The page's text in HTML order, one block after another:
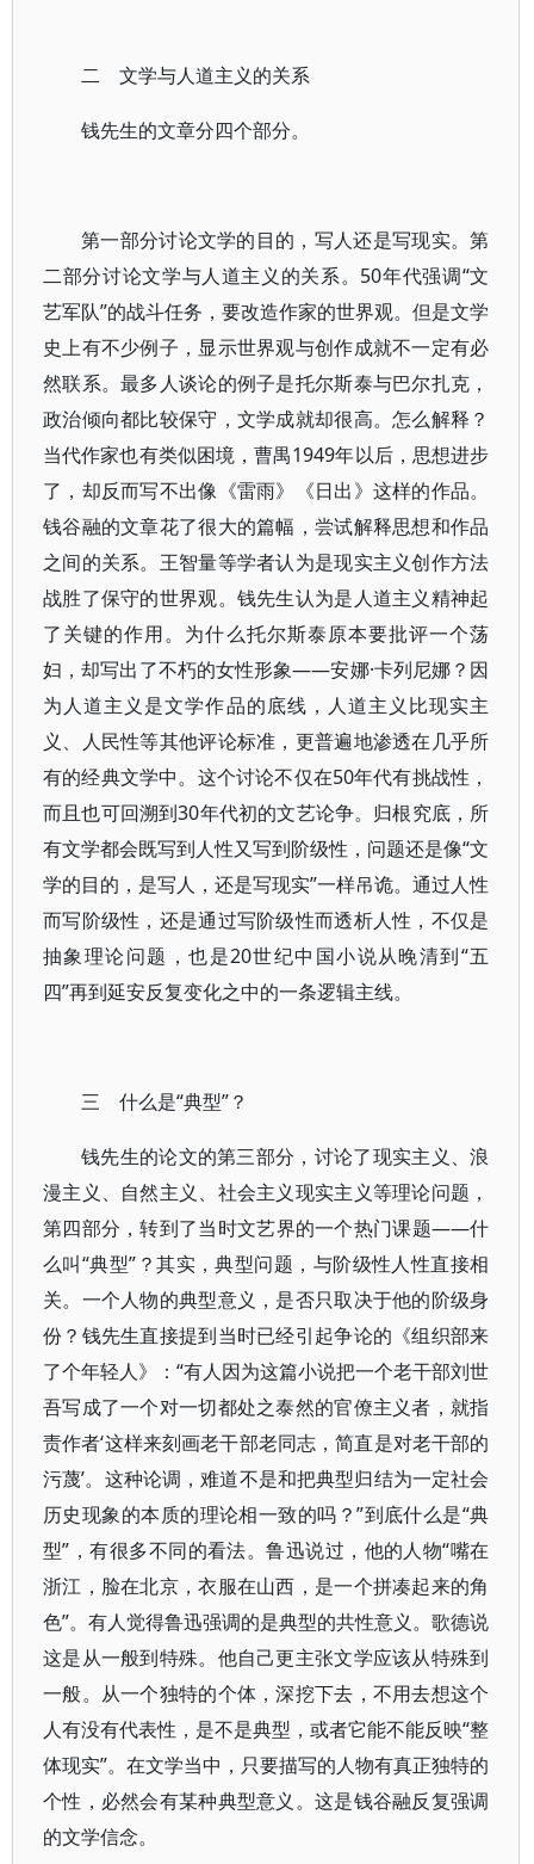
二 文学与人道主义的关系
钱先生的文章分四个部分。
第一部分讨论文学的目的，写人还是写现实。第
二部分讨论文学与人道主义的关系。50年代强调“文
艺军队”的战斗任务，要改造作家的世界观。但是文学
史上有不少例子，显示世界观与创作成就不一定有必
然联系。最多人谈论的例子是托尔斯泰与巴尔扎克，
政治倾向都比较保守，文学成就却很高。怎么解释？
当代作家也有类似困境，曹禺1949年以后，思想进步
了，却反而写不出像《雷雨》《日出》这样的作品。
钱谷融的文章花了很大的篇幅，尝试解释思想和作品
之间的关系。王智量等学者认为是现实主义创作方法
战胜了保守的世界观。钱先生认为是人道主义精神起
了关键的作用。为什么托尔斯泰原本要批评一个荡
妇，却写出了不朽的女性形象——安娜·卡列尼娜？因
为人道主义是文学作品的底线，人道主义比现实主
义、人民性等其他评论标准，更普遍地渗透在几乎所
有的经典文学中。这个讨论不仅在50年代有挑战性，
而且也可回溯到30年代初的文艺论争。归根究底，所
有文学都会既写到人性又写到阶级性，问题还是像“文
学的目的，是写人，还是写现实”一样吊诡。通过人性
而写阶级性，还是通过写阶级性而透析人性，不仅是
抽象理论问题，也是20世纪中国小说从晚清到“五
四”再到延安反复变化之中的一条逻辑主线。
三 什么是“典型”？
钱先生的论文的第三部分，讨论了现实主义、浪
漫主义、自然主义、社会主义现实主义等理论问题，
第四部分，转到了当时文艺界的一个热门课题——什
么叫“典型”？其实，典型问题，与阶级性人性直接相
关。一个人物的典型意义，是否只取决于他的阶级身
份？钱先生直接提到当时已经引起争论的《组织部来
了个年轻人》：“有人因为这篇小说把一个老干部刘世
吾写成了一个对一切都处之泰然的官僚主义者，就指
责作者‘这样来刻画老干部老同志，简直是对老干部的
污蔑’。这种论调，难道不是和把典型归结为一定社会
历史现象的本质的理论相一致的吗？”到底什么是“典
型”，有很多不同的看法。鲁迅说过，他的人物“嘴在
浙江，脸在北京，衣服在山西，是一个拼凑起来的角
色”。有人觉得鲁迅强调的是典型的共性意义。歌德说
这是从一般到特殊。他自己更主张文学应该从特殊到
一般。从一个独特的个体，深挖下去，不用去想这个
人有没有代表性，是不是典型，或者它能不能反映“整
体现实”。在文学当中，只要描写的人物有真正独特的
个性，必然会有某种典型意义。这是钱谷融反复强调
的文学信念。